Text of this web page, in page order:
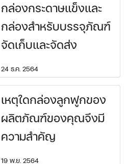
กล่องกระดาษแข็งและ
กล่องสำหรับบรรจุภัณฑ์
จัดเก็บและจัดส่ง
24 ธ.ค. 2564
เหตุใดกล่องลูกฟูกของ
ผลิตภัณฑ์ของคุณจึงมี
ความสำคัญ
19 พ.ย. 2564